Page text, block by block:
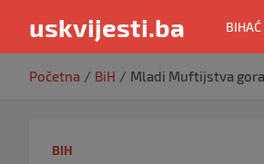
uskvijesti.ba BIHAĆ
Početna BiH Mladi Muftijstva
BIH